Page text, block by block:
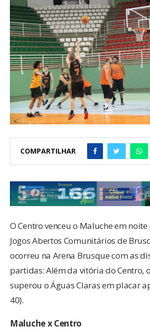
COMPARTILHAR
O Centro venceu o Maluche em
Jogos Abertos Comunitários de
ocorreu na Arena Brusque com as
partidas: Além da vitória do Centro,
superou o Águas Claras em placar
40).
Maluche x Centro